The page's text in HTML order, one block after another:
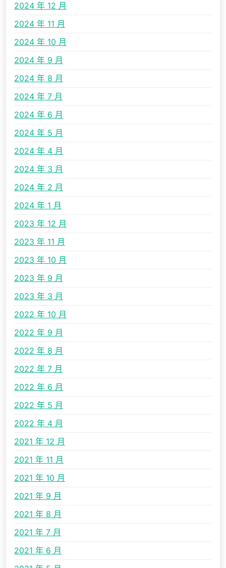
2024 年 12 月
2024 年 11 月
2024 年 10 月
2024 年 9 月
2024 年 8 月
2024 年 7 月
2024 年 6 月
2024 年 5 月
2024 年 4 月
2024 年 3 月
2024 年 2 月
2024 年 1 月
2023 年 12 月
2023 年 11 月
2023 年 10 月
2023 年 9 月
2023 年 3 月
2022 年 10 月
2022 年 9 月
2022 年 8 月
2022 年 7 月
2022 年 6 月
2022 年 5 月
2022 年 4 月
2021 年 12 月
2021 年 11 月
2021 年 10 月
2021 年 9 月
2021 年 8 月
2021 年 7 月
2021 年 6 月